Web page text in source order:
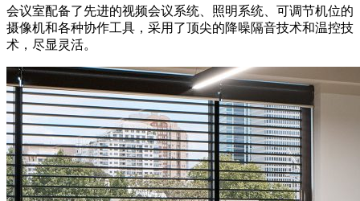
会议室配备了先进的视频会议系统、照明系统、可调节机位的
摄像机和各种协作工具，采用了顶尖的降噪隔音技术和温控技
术，尽显灵活。